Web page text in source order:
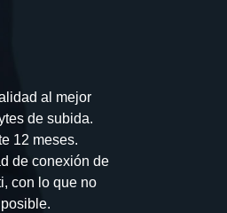
al mejor
de subida.
12 meses.
de conexión de
con lo que no